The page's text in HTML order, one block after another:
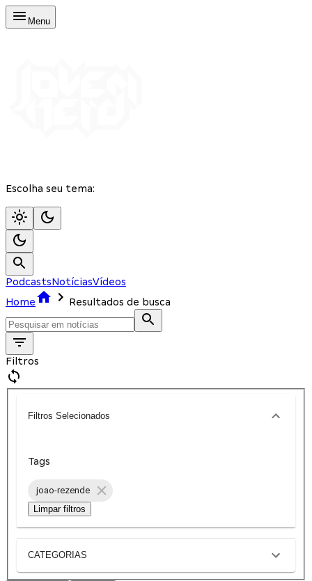
Menu
Escolha seu tema:
PodcastsNotíciasVídeos
Home
Resultados de busca
Filtros
Filtros Selecionados
Tags
joao-rezende
Limpar filtros
CATEGORIAS